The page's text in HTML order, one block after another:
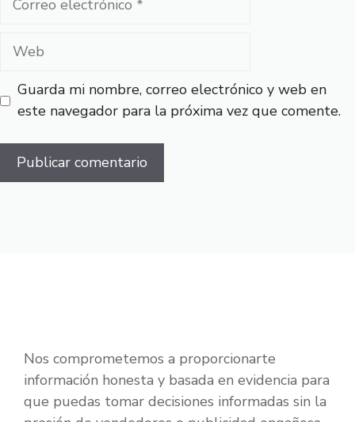
Web
Guarda mi nombre, correo electrónico y web en
este navegador para la próxima vez que comente.
Nos comprometemos a proporcionarte
información honesta y basada en evidencia para
que puedas tomar decisiones informadas sin la